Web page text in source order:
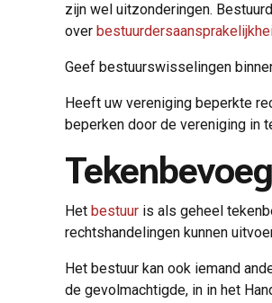
zijn wel uitzonderingen.
over
Geef bestuurswisselingen
Heeft uw vereniging beperkte
beperken door de vereniging in
Het bestuur is als geheel
rechtshandelingen kunnen
Het bestuur kan ook iemand
de gevolmachtigde, in in het